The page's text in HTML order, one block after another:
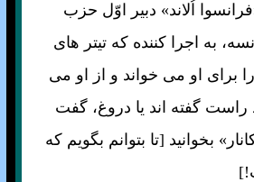
اُلاند» دبير اوّل حزب
به اجرا کننده که تيتر های
برای او می خواند و از او می
گفته اند يا دروغ، گفت
بخوانيد [تا بتوانم بگويم که